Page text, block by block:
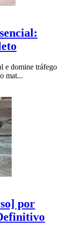
e domine tráfego
mat...
por